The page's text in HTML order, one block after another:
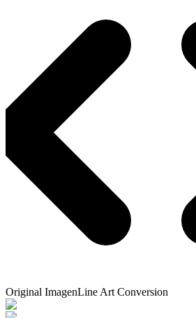
Original ImagenLine Art Conversion